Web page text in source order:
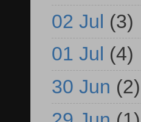
02 Jul (3)
01 Jul (4)
30 Jun (2)